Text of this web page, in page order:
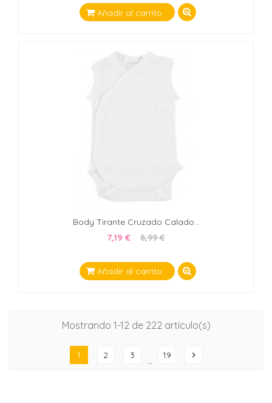
Añadir al carrito
Body Tirante Cruzado Calado...
7,19 € 8,99 €
Añadir al carrito
Mostrando 1-12 de 222 artículo(s)
1 2 3 … 19 chevron_right